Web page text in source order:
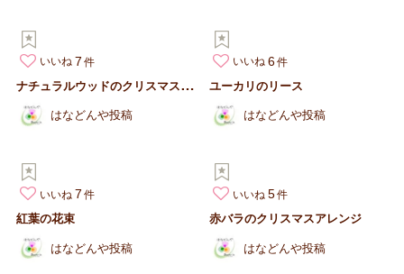
いいね 7
ナ
チュラルウッドのクリスマスリース
はなどんや投稿
いいね 6
ユーカリのリース
はなどんや投稿
いいね 7
紅葉の花束
はなどんや投稿
いいね 5
赤バラのクリスマスアレンジ
はなどんや投稿